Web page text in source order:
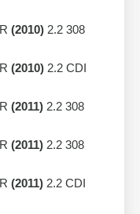
(2010) 2.2 308
(2010) 2.2 CDI
(2011) 2.2 308
(2011) 2.2 308
(2011) 2.2 CDI